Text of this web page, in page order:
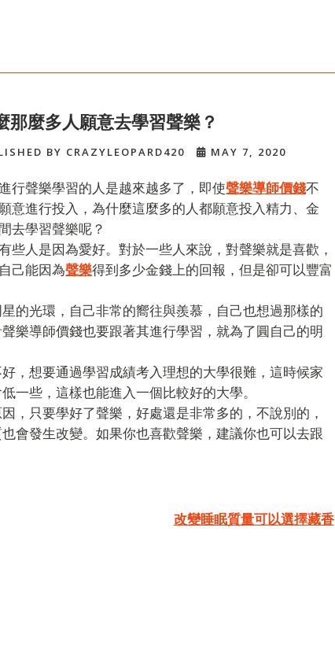
那麼多人願意去學習聲樂？
BY CRAZYLEOPARD420 MAY 7, 2020
行聲樂學習的人是越來越多了，即使聲樂導師價錢不
意進行投入，為什麼這麼多的人都願意投入精力、金
去學習聲樂呢？
些人是因為愛好。對於一些人來說，對聲樂就是喜歡，
己能因為聲樂得到多少金錢上的回報，但是卻可以豐富
的光環，自己非常的嚮往與羨慕，自己也想過那樣的
樂導師價錢也要跟著其進行學習，就為了圓自己的明
，想要通過學習成績考入理想的大學很難，這時候家
一些，這樣也能進入一個比較好的大學。
，只要學好了聲樂，好處還是非常多的，不說別的，
會發生改變。如果你也喜歡聲樂，建議你也可以去跟
改變睡眠質量可以選擇藏香